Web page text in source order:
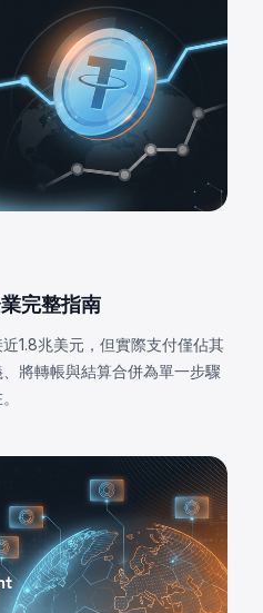
完整指南
1.8兆美元，但實際支付僅佔其
將轉帳與結算合併為單一步驟